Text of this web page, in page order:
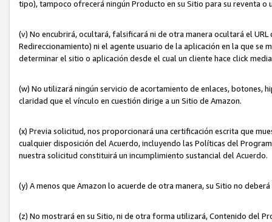
tipo), tampoco ofrecerá ningún Producto en su Sitio para su reventa o
(v) No encubrirá, ocultará, falsificará ni de otra manera ocultará el
Redireccionamiento) ni el agente usuario de la aplicación en la que
determinar el sitio o aplicación desde el cual un cliente hace click
(w) No utilizará ningún servicio de acortamiento de enlaces, botones,
claridad que el vínculo en cuestión dirige a un Sitio de Amazon.
(x) Previa solicitud, nos proporcionará una certificación escrita que
cualquier disposición del Acuerdo, incluyendo las Políticas del
nuestra solicitud constituirá un incumplimiento sustancial del Acuerdo.
(y) A menos que Amazon lo acuerde de otra manera, su Sitio no
(z) No mostrará en su Sitio, ni de otra forma utilizará, Contenido del